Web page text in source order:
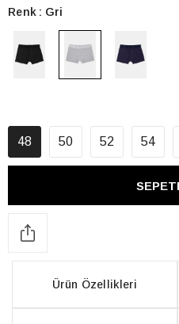
Renk Gri
48 50 52 54
Ürün Özellikleri